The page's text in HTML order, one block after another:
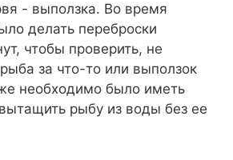
- выползка. Во время
делать переброски
чтобы проверить, не
за что-то или выползок
необходимо было иметь
рыбу из воды без ее